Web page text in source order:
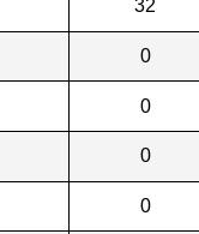
32
0
0
0
0